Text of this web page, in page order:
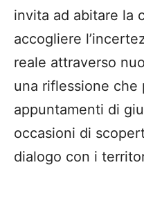
invita ad abitare la
accogliere
reale attraverso
una riflessione che
appuntamenti di
occasioni di
dialogo con i